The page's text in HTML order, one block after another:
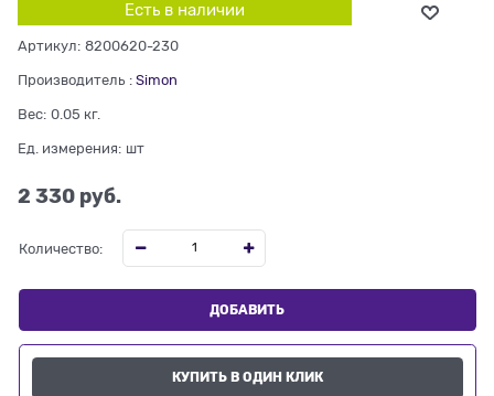
Есть в наличии
Артикул: 8200620-230
Производитель : Simon
Вес: 0.05 кг.
Ед. измерения: шт
2 330 руб.
Количество:
ДОБАВИТЬ
КУПИТЬ В ОДИН КЛИК